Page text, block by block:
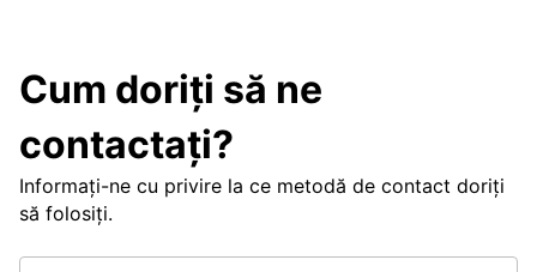
Cum doriți să ne
contactați?
Informați-ne cu privire la ce metodă de contact doriți
să folosiți.